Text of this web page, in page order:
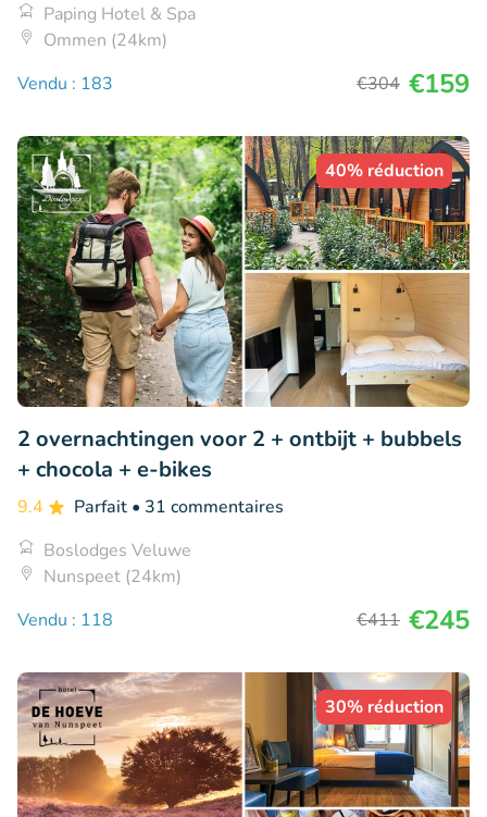
Paping Hotel & Spa
Ommen (24km)
Vendu : 183
€304 €159
40% réduction
2 overnachtingen voor 2 + ontbijt + bubbels
+ chocola + e-bikes
9.4 Parfait • 31 commentaires
Boslodges Veluwe
Nunspeet (24km)
Vendu : 118
€411 €245
30% réduction